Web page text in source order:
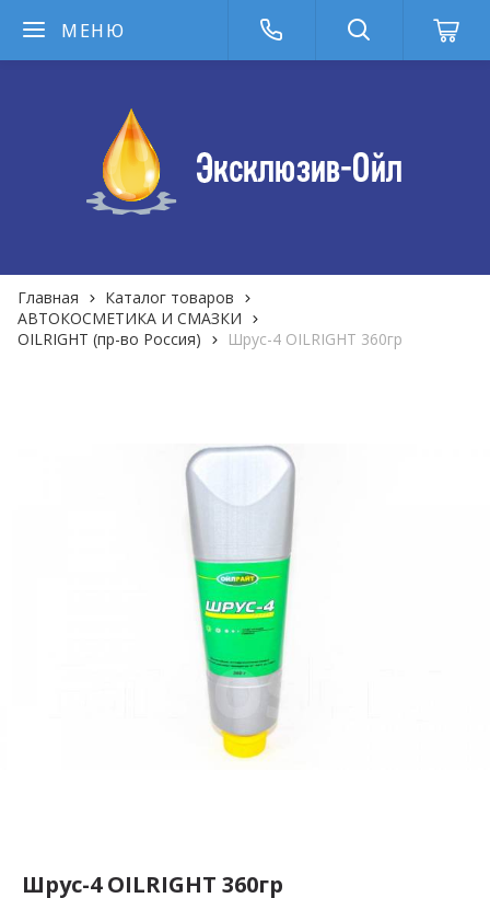
МЕНЮ
Главная
Каталог товаров
АВТОКОСМЕТИКА И СМАЗКИ
OILRIGHT (пр-во Россия)
Шрус-4 OILRIGHT 360гр
Шрус-4 OILRIGHT 360гр